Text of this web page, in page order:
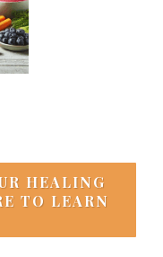
HEALING
TO LEARN